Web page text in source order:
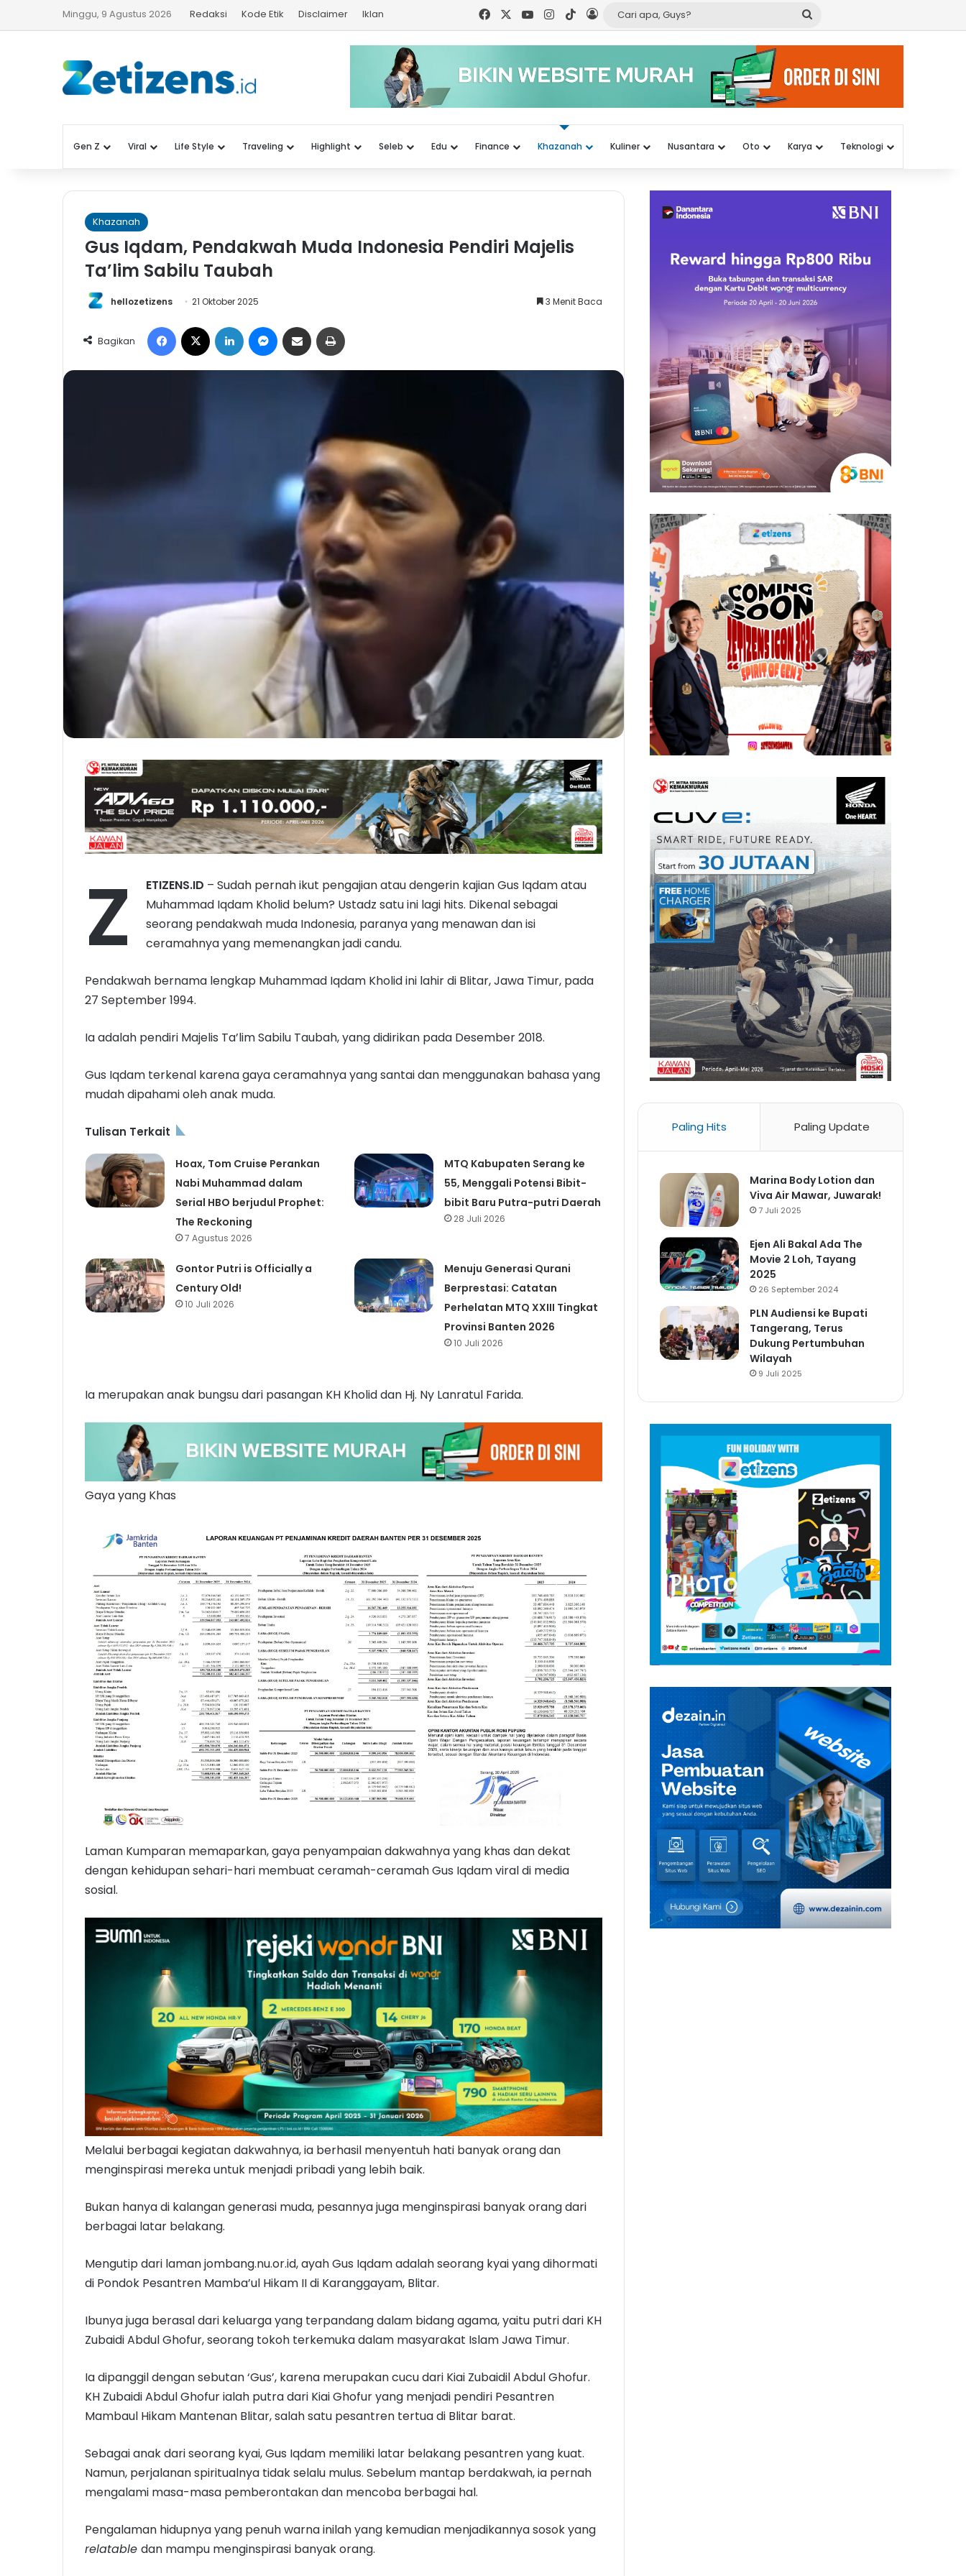
Minggu, 9 Agustus 2026 Redaksi Kode Etik Disclaimer Iklan FacebookYouTubeInstagram
TikTokLog In
Cari
Guys?
Gen Z Viral Life Style Traveling Highlight Seleb Edu Finance Khazanah Kuliner Nusantara Oto Karya Teknologi
Khazanah
Gus Iqdam, Pendakwah Muda Indonesia Pendiri Majelis
Ta’lim Sabilu Taubah
hellozetizens 21 Oktober 2025 3 Menit Baca
Bagikan
Facebook LinkedIn Messenger
Share via Email
Z ETIZENS.ID – Sudah pernah ikut pengajian atau dengerin kajian Gus Iqdam atau
Muhammad Iqdam Kholid belum? Ustadz satu ini lagi hits. Dikenal sebagai
seorang pendakwah muda Indonesia, paranya yang menawan dan isi
ceramahnya yang memenangkan jadi candu.
Pendakwah bernama lengkap Muhammad Iqdam Kholid ini lahir di Blitar, Jawa Timur, pada
27 September 1994.
Ia adalah pendiri Majelis Ta’lim Sabilu Taubah, yang didirikan pada Desember 2018.
Gus Iqdam terkenal karena gaya ceramahnya yang santai dan menggunakan bahasa yang
mudah dipahami oleh anak muda.
Tulisan Terkait
Hoax, Tom Cruise Perankan
Nabi Muhammad dalam
Serial HBO berjudul Prophet:
The Reckoning
7 Agustus 2026
MTQ Kabupaten Serang ke
55, Menggali Potensi Bibit-
bibit Baru Putra-putri Daerah
28 Juli 2026
Gontor Putri is Officially a
Century Old!
10 Juli 2026
Menuju Generasi Qurani
Berprestasi: Catatan
Perhelatan MTQ XXIII Tingkat
Provinsi Banten 2026
10 Juli 2026
Ia merupakan anak bungsu dari pasangan KH Kholid dan Hj. Ny Lanratul Farida.
Gaya yang Khas
Laman Kumparan memaparkan, gaya penyampaian dakwahnya yang khas dan dekat
dengan kehidupan sehari-hari membuat ceramah-ceramah Gus Iqdam viral di media
sosial.
Melalui berbagai kegiatan dakwahnya, ia berhasil menyentuh hati banyak orang dan
menginspirasi mereka untuk menjadi pribadi yang lebih baik.
Bukan hanya di kalangan generasi muda, pesannya juga menginspirasi banyak orang dari
berbagai latar belakang.
Mengutip dari laman jombang.nu.or.id, ayah Gus Iqdam adalah seorang kyai yang dihormati
di Pondok Pesantren Mamba’ul Hikam II di Karanggayam, Blitar.
Ibunya juga berasal dari keluarga yang terpandang dalam bidang agama, yaitu putri dari KH
Zubaidi Abdul Ghofur, seorang tokoh terkemuka dalam masyarakat Islam Jawa Timur.
Ia dipanggil dengan sebutan ‘Gus’, karena merupakan cucu dari Kiai Zubaidil Abdul Ghofur.
KH Zubaidi Abdul Ghofur ialah putra dari Kiai Ghofur yang menjadi pendiri Pesantren
Mambaul Hikam Mantenan Blitar, salah satu pesantren tertua di Blitar barat.
Sebagai anak dari seorang kyai, Gus Iqdam memiliki latar belakang pesantren yang kuat.
Namun, perjalanan spiritualnya tidak selalu mulus. Sebelum mantap berdakwah, ia pernah
mengalami masa-masa pemberontakan dan mencoba berbagai hal.
Pengalaman hidupnya yang penuh warna inilah yang kemudian menjadikannya sosok yang
relatable dan mampu menginspirasi banyak orang.
Paling Hits Paling Update
Marina Body Lotion dan
Viva Air Mawar, Juwarak!
7 Juli 2025
Ejen Ali Bakal Ada The
Movie 2 Loh, Tayang
2025
26 September 2024
PLN Audiensi ke Bupati
Tangerang, Terus
Dukung Pertumbuhan
Wilayah
9 Juli 2025